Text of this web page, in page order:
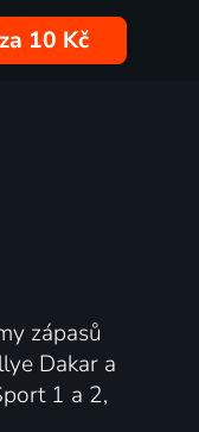
10 Kč
zápasů
Dakar a
1 a 2,